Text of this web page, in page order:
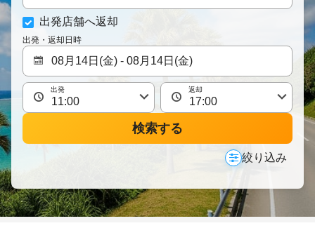
出発店舗へ返却
出発・返却日時
出発 返却
検索する
絞り込み